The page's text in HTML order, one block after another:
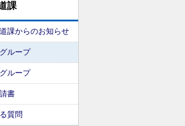
課
課からのお知らせ
ループ
ループ
書
質問